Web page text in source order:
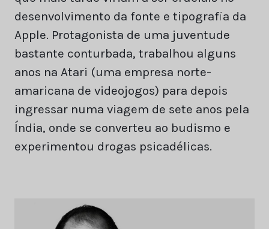
desenvolvimento da fonte e tipografia da
Apple. Protagonista de uma juventude
bastante conturbada, trabalhou alguns
anos na Atari (uma empresa norte-
amaricana de videojogos) para depois
ingressar numa viagem de sete anos pela
Índia, onde se converteu ao budismo e
experimentou drogas psicadélicas.